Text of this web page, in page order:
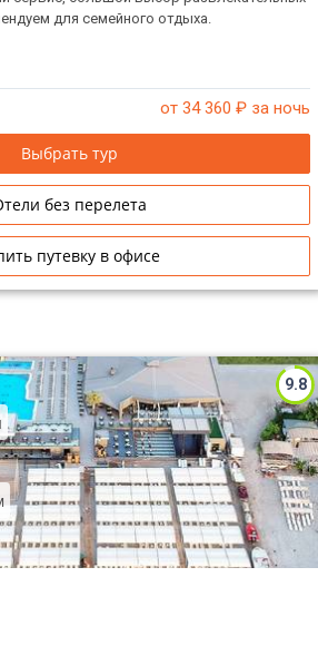
для семейного отдыха.
от 34 360 ₽ за ночь
Выбрать тур
без перелета
путевку в офисе
9.8